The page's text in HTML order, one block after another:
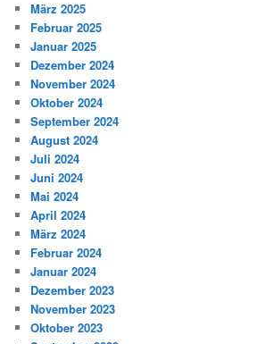
März 2025
Februar 2025
Januar 2025
Dezember 2024
November 2024
Oktober 2024
September 2024
August 2024
Juli 2024
Juni 2024
Mai 2024
April 2024
März 2024
Februar 2024
Januar 2024
Dezember 2023
November 2023
Oktober 2023